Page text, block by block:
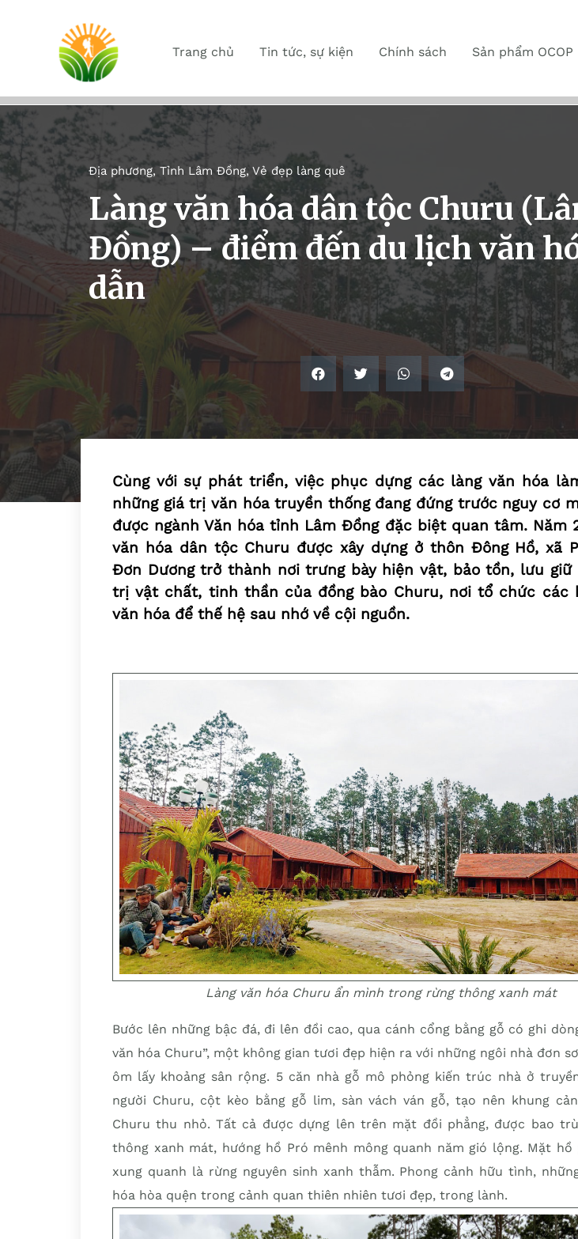
Trang chủ Tin tức, sự kiện Chính sách Sản phẩm OCOP
Địa phương, Tỉnh Lâm Đồng, Vẻ đẹp làng quê
Làng văn hóa dân tộc Churu
Đồng) – điểm đến du lịch văn
dẫn
Cùng với sự phát triển, việc phục dựng các làng văn hóa
những giá trị văn hóa truyền thống đang đứng trước nguy cơ
được ngành Văn hóa tỉnh Lâm Đồng đặc biệt quan tâm. Năm
văn hóa dân tộc Churu được xây dựng ở thôn Đông Hồ, xã
Đơn Dương trở thành nơi trưng bày hiện vật, bảo tồn, lưu giữ
trị vật chất, tinh thần của đồng bào Churu, nơi tổ chức các
văn hóa để thế hệ sau nhớ về cội nguồn.
Làng văn hóa Churu ẩn mình trong rừng thông xanh mát
Bước lên những bậc đá, đi lên đồi cao, qua cánh cổng bằng gỗ có ghi
văn hóa Churu”, một không gian tươi đẹp hiện ra với những ngôi nhà đơn
ôm lấy khoảng sân rộng. 5 căn nhà gỗ mô phỏng kiến trúc nhà ở
người Churu, cột kèo bằng gỗ lim, sàn vách ván gỗ, tạo nên khung
Churu thu nhỏ. Tất cả được dựng lên trên mặt đồi phẳng, được bao
thông xanh mát, hướng hồ Pró mênh mông quanh năm gió lộng. Mặt hồ
xung quanh là rừng nguyên sinh xanh thẫm. Phong cảnh hữu tình,
hóa hòa quện trong cảnh quan thiên nhiên tươi đẹp, trong lành.